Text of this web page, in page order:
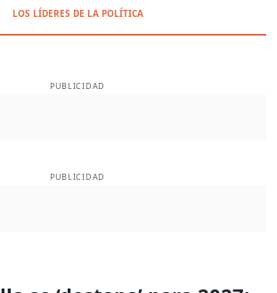
LOS LÍDERES DE LA POLÍTICA
PUBLICIDAD
PUBLICIDAD